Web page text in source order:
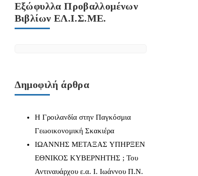
Εξώφυλλα Προβαλλομένων
Βιβλίων ΕΛ.Ι.Σ.ΜΕ.
Δημοφιλή άρθρα
Η Γροιλανδία στην Παγκόσμια
Γεωοικονομική Σκακιέρα
IΩΑΝΝΗΣ ΜΕΤΑΞΑΣ YΠΗΡΞΕΝ
ΕΘΝΙΚΟΣ ΚΥΒΕΡΝΗΤΗΣ ; Του
Αντιναυάρχου ε.α. Ι. Ιωάννου Π.Ν.